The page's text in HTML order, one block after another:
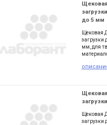
до 5 мм
Щековая
загрузки
мм, для
Щековая
загрузки